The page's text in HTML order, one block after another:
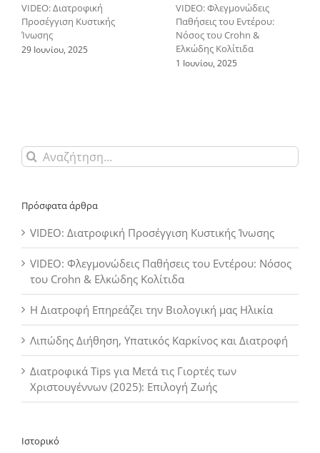
VIDEO: Διατροφική
Προσέγγιση Κυστικής
Ίνωσης
29 Ιουνίου, 2025
VIDEO: Φλεγμονώδεις
Παθήσεις του Εντέρου:
Νόσος του Crohn &
Ελκώδης Κολίτιδα
1 Ιουνίου, 2025
Αναζήτηση
για:
Πρόσφατα άρθρα
VIDEO: Διατροφική Προσέγγιση Κυστικής Ίνωσης
VIDEO: Φλεγμονώδεις Παθήσεις του Εντέρου: Νόσος
του Crohn & Ελκώδης Κολίτιδα
Η Διατροφή Επηρεάζει την Βιολογική μας Ηλικία
Λιπώδης Διήθηση, Υπατικός Καρκίνος και Διατροφή
Διατροφικά Tips για Μετά τις Γιορτές των
Χριστουγέννων (2025): Επιλογή Ζωής
Ιστορικό